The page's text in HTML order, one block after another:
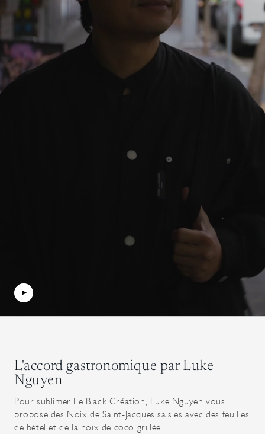
L'accord gastronomique par Luke
Nguyen
Pour sublimer Le Black Création, Luke Nguyen vous
propose des Noix de Saint-Jacques saisies avec des feuilles
de bétel et de la noix de coco grillée.